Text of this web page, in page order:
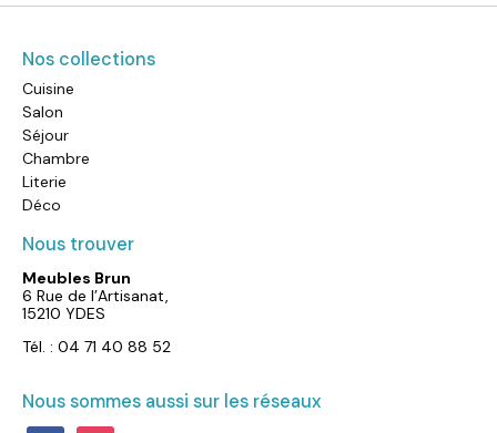
Nos collections
Cuisine
Salon
Séjour
Chambre
Literie
Déco
Nous trouver
Meubles Brun
6 Rue de l’Artisanat,
15210 YDES
Tél. : 04 71 40 88 52
Nous sommes aussi sur les réseaux